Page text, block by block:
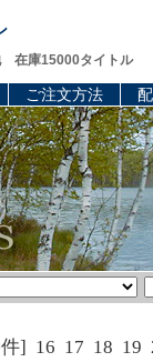
在庫15000タイトル
ご注文方法
] 16 17 18 19